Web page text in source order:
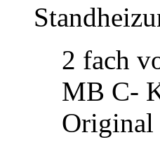
2 fach
MB C-
Original